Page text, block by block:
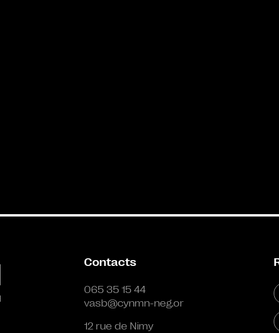
Contacts
065 35 15 44
vasb@cynmn-neg.or
12 rue de Nimy